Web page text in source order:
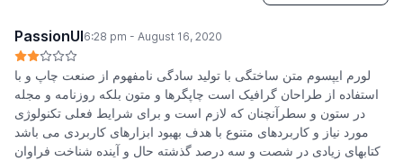
PassionUI6:28 pm - August 16, 2020
لورم ایپسوم متن ساختگی با تولید سادگی نامفهوم از صنعت چاپ و با
استفاده از طراحان گرافیک است چاپگرها و متون بلکه روزنامه و مجله
در ستون و سطرآنچنان که لازم است و برای شرایط فعلی تکنولوژی
مورد نیاز و کاربردهای متنوع با هدف بهبود ابزارهای کاربردی می باشد
کتابهای زیادی در شصت و سه درصد گذشته حال و آینده شناخت فراوان